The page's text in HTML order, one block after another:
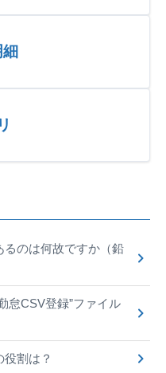
るのは何故ですか（鉛
怠CSV登録”ファイル
役割は？